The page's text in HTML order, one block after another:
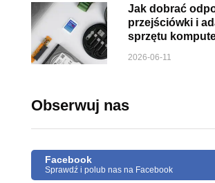
Jak dobrać
przejściówki i
sprzętu
2026-06-11
Obserwuj nas
Facebook
Sprawdź i polub nas na Facebook